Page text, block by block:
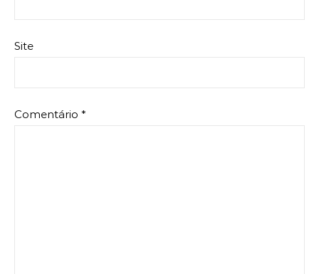
Site
Comentário *